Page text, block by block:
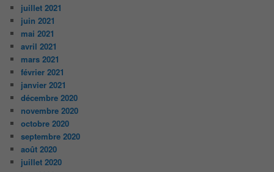
juillet 2021
juin 2021
mai 2021
avril 2021
mars 2021
février 2021
janvier 2021
décembre 2020
novembre 2020
octobre 2020
septembre 2020
août 2020
juillet 2020